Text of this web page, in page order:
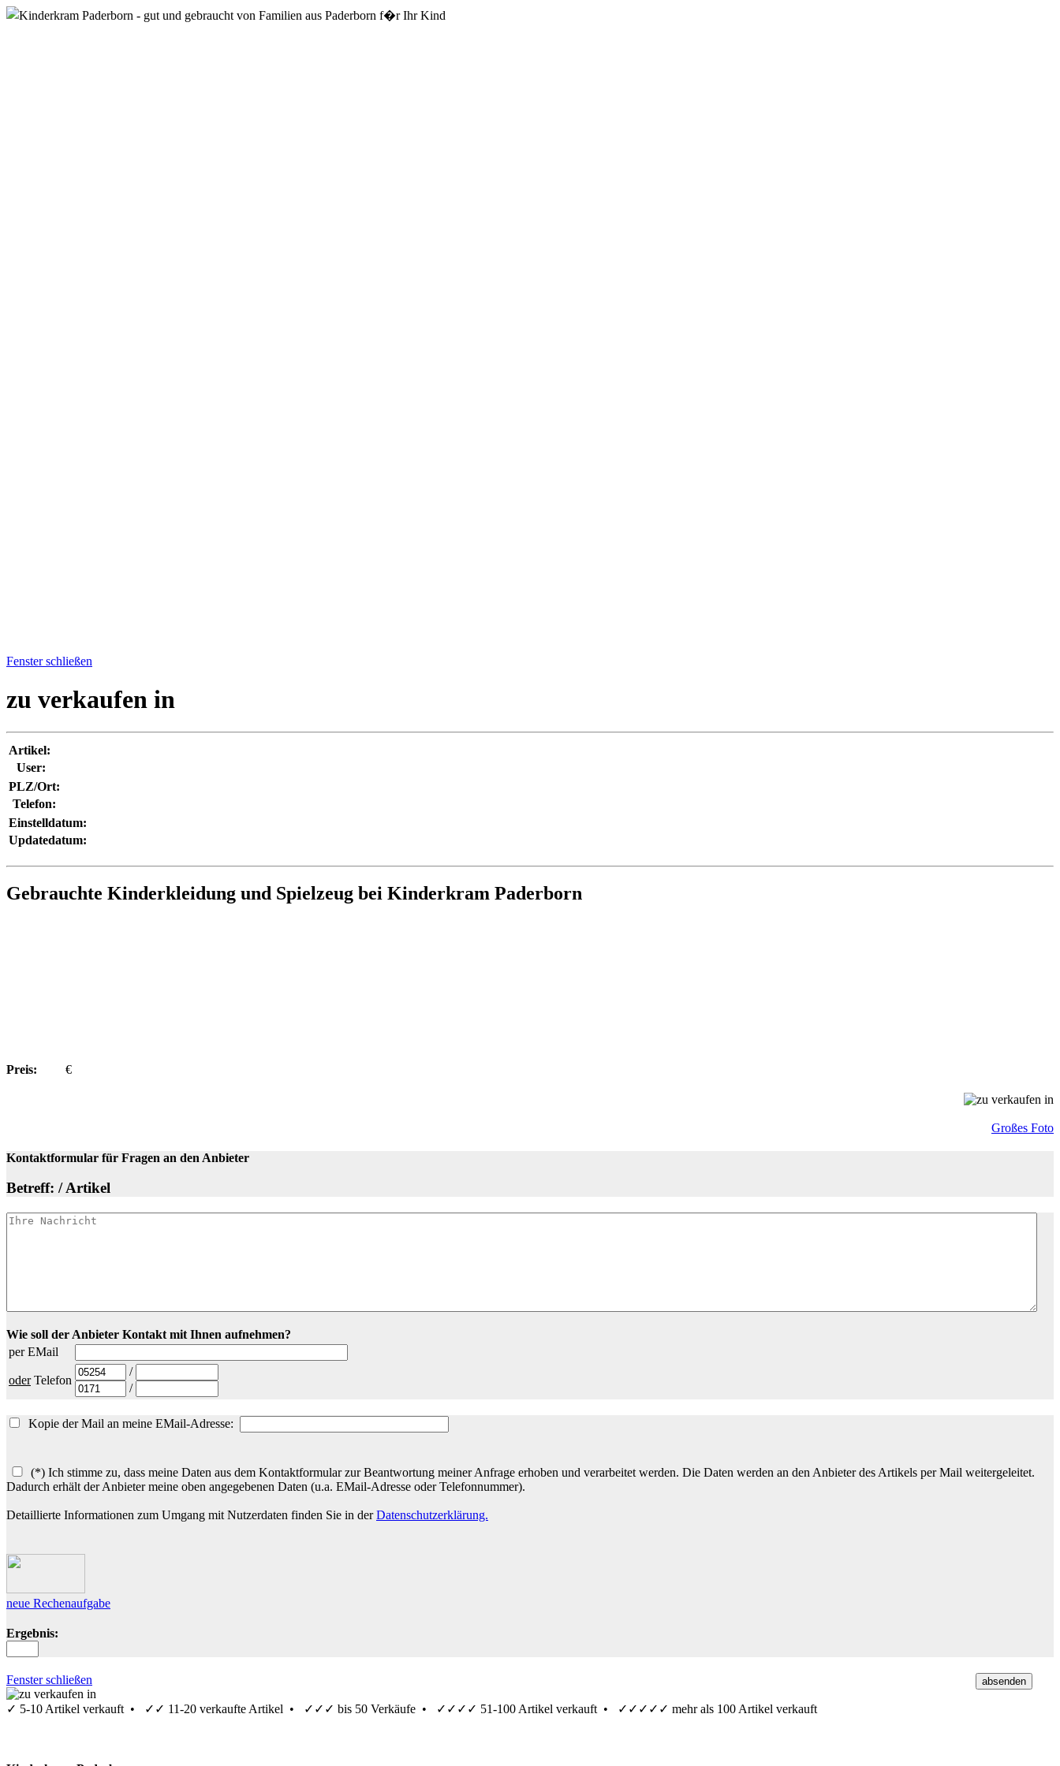
Fenster schließen
zu verkaufen in
Artikel:
User:
PLZ/Ort:
Telefon:
Einstelldatum:
Updatedatum:
Gebrauchte Kinderkleidung und Spielzeug bei Kinderkram Paderborn
Preis: €
Großes Foto
Kontaktformular für Fragen an den Anbieter
Betreff: / Artikel
Wie soll der Anbieter Kontakt mit Ihnen aufnehmen?
per EMail
oderTelefon
/
/
Kopie der Mail an meine EMail-Adresse:
(*) Ich stimme zu, dass meine Daten aus dem Kontaktformular zur Beantwortung meiner Anfrage erhoben und verarbeitet werden. Die Daten werden an den Anbieter des Artikels per Mail weitergeleitet.
Dadurch erhält der Anbieter meine oben angegebenen Daten (u.a. EMail-Adresse oder Telefonnummer).
Detaillierte Informationen zum Umgang mit Nutzerdaten finden Sie in derDatenschutzerklärung.
neue Rechenaufgabe
Ergebnis:
Fenster schließen
✓ 5-10 Artikel verkauft • ✓✓ 11-20 verkaufte Artikel • ✓✓✓ bis 50 Verkäufe • ✓✓✓✓ 51-100 Artikel verkauft • ✓✓✓✓✓ mehr als 100 Artikel verkauft